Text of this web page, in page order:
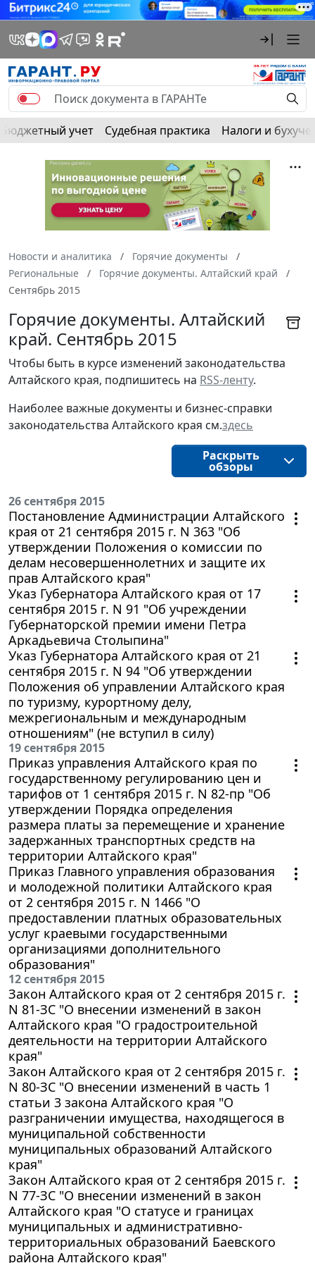
Бюджетный учет Судебная практика Налоги и
Новости и аналитика
Горячие документы
Региональные
Горячие документы. Алтайский край
Сентябрь 2015
Горячие документы. Алтайский
край. Сентябрь 2015
Чтобы быть в курсе изменений законодательства
Алтайского края, подпишитесь на RSS-ленту.
Наиболее важные документы и бизнес-справки
законодательства Алтайского края см.здесь
Раскрыть
обзоры
26 сентября 2015
Постановление Администрации Алтайского
края от 21 сентября 2015 г. N 363 "Об
утверждении Положения о комиссии по
делам несовершеннолетних и защите их
прав Алтайского края"
Указ Губернатора Алтайского края от 17
сентября 2015 г. N 91 "Об учреждении
Губернаторской премии имени Петра
Аркадьевича Столыпина"
Указ Губернатора Алтайского края от 21
сентября 2015 г. N 94 "Об утверждении
Положения об управлении Алтайского края
по туризму, курортному делу,
межрегиональным и международным
отношениям" (не вступил в силу)
19 сентября 2015
Приказ управления Алтайского края по
государственному регулированию цен и
тарифов от 1 сентября 2015 г. N 82-пр "Об
утверждении Порядка определения
размера платы за перемещение и хранение
задержанных транспортных средств на
территории Алтайского края"
Приказ Главного управления образования
и молодежной политики Алтайского края
от 2 сентября 2015 г. N 1466 "О
предоставлении платных образовательных
услуг краевыми государственными
организациями дополнительного
образования"
12 сентября 2015
Закон Алтайского края от 2 сентября 2015 г.
N 81-ЗС "О внесении изменений в закон
Алтайского края "О градостроительной
деятельности на территории Алтайского
края"
Закон Алтайского края от 2 сентября 2015 г.
N 80-ЗС "О внесении изменений в часть 1
статьи 3 закона Алтайского края "О
разграничении имущества, находящегося в
муниципальной собственности
муниципальных образований Алтайского
края"
Закон Алтайского края от 2 сентября 2015 г.
N 77-ЗС "О внесении изменений в закон
Алтайского края "О статусе и границах
муниципальных и административно-
территориальных образований Баевского
района Алтайского края"